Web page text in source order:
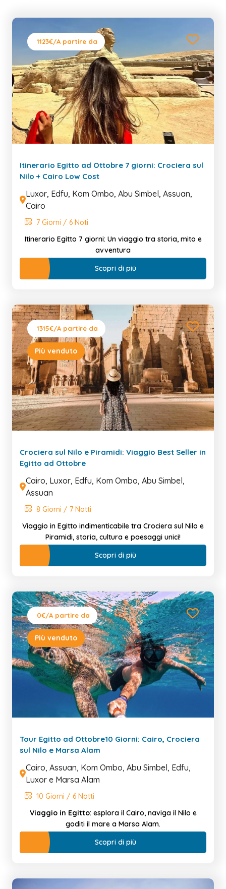
1123€/A partire da
Itinerario Egitto ad Ottobre 7 giorni: Crociera sul
Nilo + Cairo Low Cost
Luxor, Edfu, Kom Ombo, Abu Simbel, Assuan,
Cairo
7 Giorni / 6 Noti
Itinerario Egitto 7 giorni: Un viaggio tra storia, mito e
avventura
Scopri di più
1315€/A partire da
Più venduto
Crociera sul Nilo e Piramidi: Viaggio Best Seller in
Egitto ad Ottobre
Cairo, Luxor, Edfu, Kom Ombo, Abu Simbel,
Assuan
8 Giorni / 7 Notti
Viaggio in Egitto indimenticabile tra Crociera sul Nilo e
Piramidi, storia, cultura e paesaggi unici!
Scopri di più
0€/A partire da
Più venduto
Tour Egitto ad Ottobre10 Giorni: Cairo, Crociera
sul Nilo e Marsa Alam
Cairo, Assuan, Kom Ombo, Abu Simbel, Edfu,
Luxor e Marsa Alam
10 Giorni / 6 Notti
Viaggio in Egitto: esplora il Cairo, naviga il Nilo e
goditi il mare a Marsa Alam.
Scopri di più